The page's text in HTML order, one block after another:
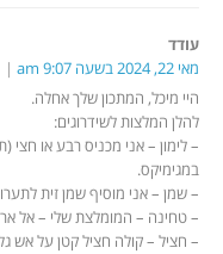
עודד
מאי 22, 2024 בשעה 9:07 am
היי מיכל, המתכון שלך אחלה.
להלן המלצות לשידרוגים:
– לימון – אני מכניס רבע או חצי
במגימיקס.
– שמן – אני מוסיף שמן זית
– טחינה – המומלצת שלי – אל
– חציל – קולה חציל קטן על אש